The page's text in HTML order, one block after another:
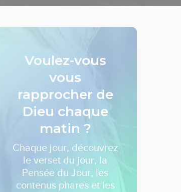
Voulez-vous
vous
rapprocher de
Dieu chaque
matin ?
Chaque jour, découvrez
le verset du jour, la
Pensée du Jour, les
contenus phares et les